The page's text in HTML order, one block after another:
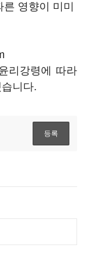
영향이 미미
리강령에 따라
니다.